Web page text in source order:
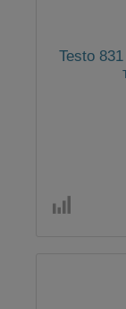
Testo